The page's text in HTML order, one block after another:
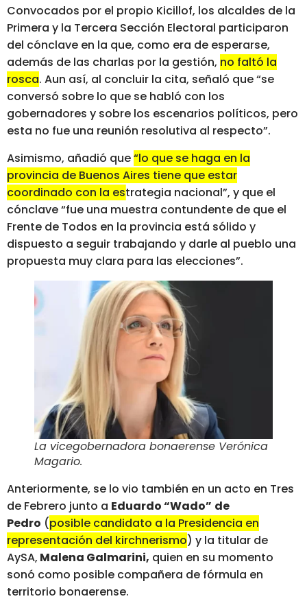
Convocados por el propio Kicillof, los alcaldes de la
Primera y la Tercera Sección Electoral participaron
del cónclave en la que, como era de esperarse,
además de las charlas por la gestión, no faltó la
rosca. Aun así, al concluir la cita, señaló que “se
conversó sobre lo que se habló con los
gobernadores y sobre los escenarios políticos, pero
esta no fue una reunión resolutiva al respecto”.
Asimismo, añadió que“lo que se haga en la
provincia de Buenos Aires tiene que estar
coordinado con la estrategia nacional”, y que el
cónclave “fue una muestra contundente de que el
Frente de Todos en la provincia está sólido y
dispuesto a seguir trabajando y darle al pueblo una
propuesta muy clara para las elecciones”.
La vicegobernadora bonaerense Verónica
Magario.
Anteriormente, se lo vio también en un acto en Tres
de Febrero junto a Eduardo “Wado” de
Pedro (posible candidato a la Presidencia en
representación del kirchnerismo) y la titular de
AySA, Malena Galmarini, quien en su momento
sonó como posible compañera de fórmula en
territorio bonaerense.